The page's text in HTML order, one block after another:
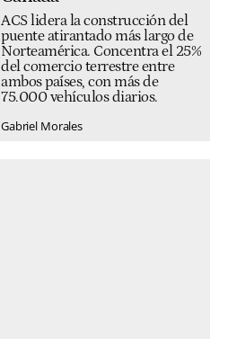
ACS lidera la construcción del
puente atirantado más largo de
Norteamérica. Concentra el 25%
del comercio terrestre entre
ambos países, con más de
75.000 vehículos diarios.
Gabriel Morales